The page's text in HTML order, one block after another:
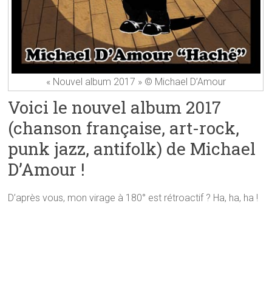
« Nouvel album 2017 » © Michael D’Amour
Voici le nouvel album 2017
(chanson française, art-rock,
punk jazz, antifolk) de Michael
D’Amour !
D’après vous, mon virage à 180° est rétroactif ? Ha, ha, ha !